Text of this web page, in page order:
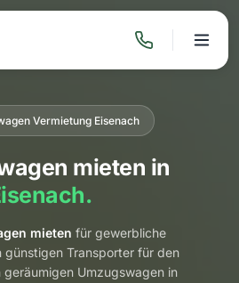
Vermietung Eisenach
mieten in
mieten für gewerbliche
günstigen Transporter für den
geräumigen Umzugswagen in